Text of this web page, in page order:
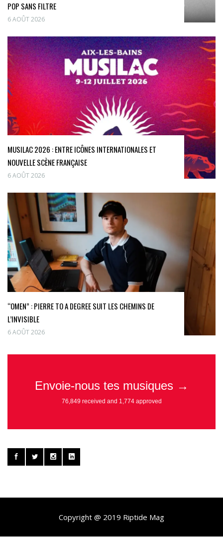
POP SANS FILTRE
6 AOÛT 2026
MUSILAC 2026 : ENTRE ICÔNES INTERNATIONALES ET
NOUVELLE SCÈNE FRANÇAISE
6 AOÛT 2026
“OMEN” : PIERRE TO A DEGREE SUIT LES CHEMINS DE
L’INVISIBLE
6 AOÛT 2026
Copyright @ 2019 Riptide Mag